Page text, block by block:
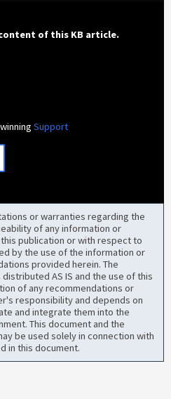
of this KB article.
Support
or warranties regarding the
of any information or
publication or with respect to
by the use of the information or
provided herein. The
AS IS and the use of this
of any recommendations or
responsibility and depends on
and integrate them into the
This document and the
be used solely in connection with
in this document.